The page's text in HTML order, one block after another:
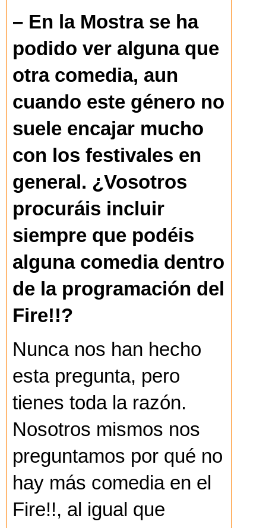
– En la Mostra se ha
podido ver alguna que
otra comedia, aun
cuando este género no
suele encajar mucho
con los festivales en
general. ¿Vosotros
procuráis incluir
siempre que podéis
alguna comedia dentro
de la programación del
Fire!!?
Nunca nos han hecho
esta pregunta, pero
tienes toda la razón.
Nosotros mismos nos
preguntamos por qué no
hay más comedia en el
Fire!!, al igual que